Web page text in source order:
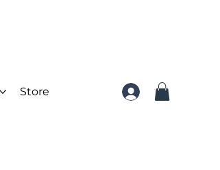
Store